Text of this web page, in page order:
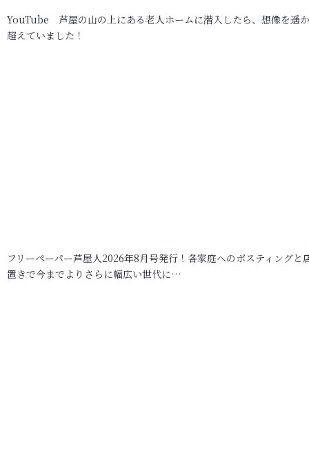
YouTube 芦屋の山の上にある老人ホームに潜入したら、想像を遥
超えていました！
フリーペーパー芦屋人2026年8月号発行！各家庭へのポスティングと
置きで今までよりさらに幅広い世代に…